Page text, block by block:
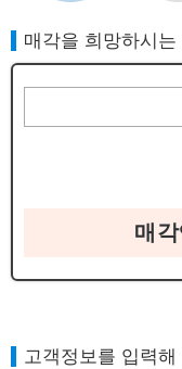
매각을 희망하시
매각
고객정보를 입력해